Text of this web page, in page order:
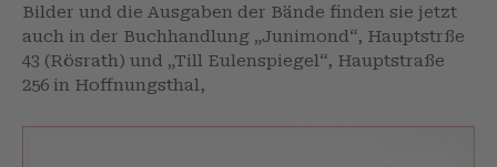
Bilder und die Ausgaben der Bände finden sie jetzt
auch in der Buchhandlung „Junimond“, Hauptstrße
43 (Rösrath) und „Till Eulenspiegel“, Hauptstraße
256 in Hoffnungsthal,